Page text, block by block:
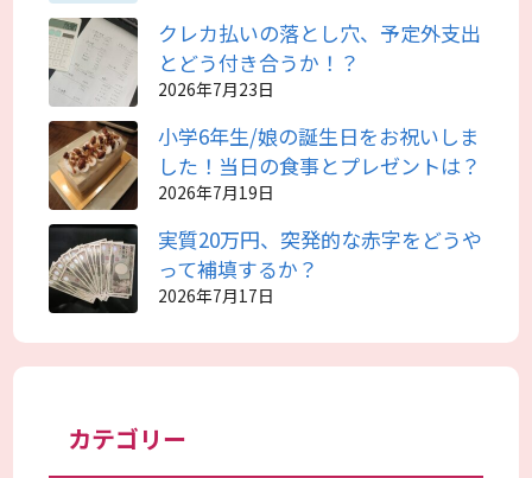
クレカ払いの落とし穴、予定外支出
とどう付き合うか！？
2026年7月23日
小学6年生/娘の誕生日をお祝いしま
した！当日の食事とプレゼントは？
2026年7月19日
実質20万円、突発的な赤字をどうや
って補填するか？
2026年7月17日
カテゴリー